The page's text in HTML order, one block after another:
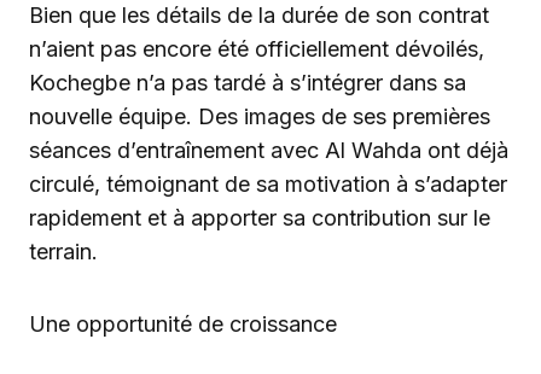
Bien que les détails de la durée de son contrat
n’aient pas encore été officiellement dévoilés,
Kochegbe n’a pas tardé à s’intégrer dans sa
nouvelle équipe. Des images de ses premières
séances d’entraînement avec Al Wahda ont déjà
circulé, témoignant de sa motivation à s’adapter
rapidement et à apporter sa contribution sur le
terrain.
Une opportunité de croissance